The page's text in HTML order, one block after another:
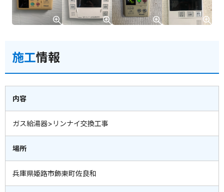
施工情報
内容
ガス給湯器>リンナイ交換工事
場所
兵庫県姫路市飾東町佐良和